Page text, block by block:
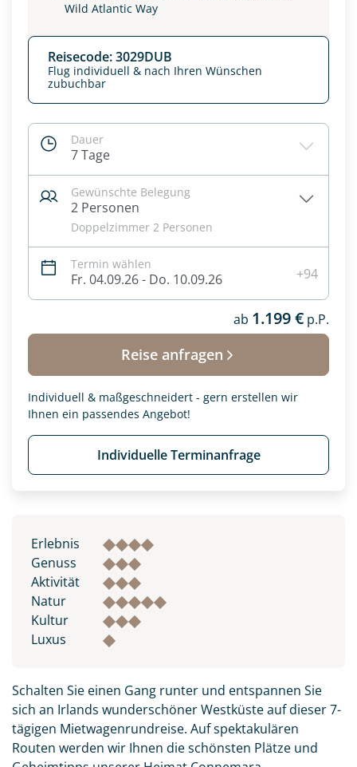
Wild Atlantic Way
Reisecode: 3029DUB
Flug individuell & nach Ihren Wünschen
zubuchbar
Dauer
7 Tage
Gewünschte Belegung
2 Personen
Doppelzimmer 2 Personen
Termin wählen
Fr. 04.09.26 - Do. 10.09.26 +94
ab 1.199 € p.P.
Reise anfragen
Individuell & maßgeschneidert - gern erstellen wir
Ihnen ein passendes Angebot!
Individuelle Terminanfrage
Erlebnis
Genuss
Aktivität
Natur
Kultur
Luxus
Schalten Sie einen Gang runter und entspannen Sie
sich an Irlands wunderschöner Westküste auf dieser 7-
tägigen Mietwagenrundreise. Auf spektakulären
Routen werden wir Ihnen die schönsten Plätze und
Weitere Informationen
Datenschutz & Transparenz ist uns sehr wichtig!
Die Anfrage wird via SSL verschlüsselt an unseren Server
geschickt. Mit Absenden des Formulars, erklären Sie, dass
Datenschutzerklärung Widerrufhinweise
Kenntnis genommen und akzeptiert haben.